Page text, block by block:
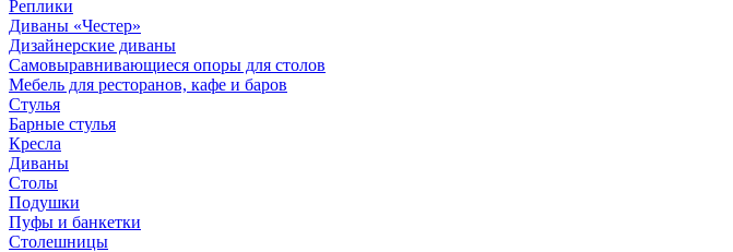
Реплики
Диваны «Честер»
Дизайнерские диваны
Самовыравнивающиеся опоры для столов
Мебель для ресторанов, кафе и баров
Стулья
Барные стулья
Кресла
Диваны
Столы
Подушки
Пуфы и банкетки
Столешницы